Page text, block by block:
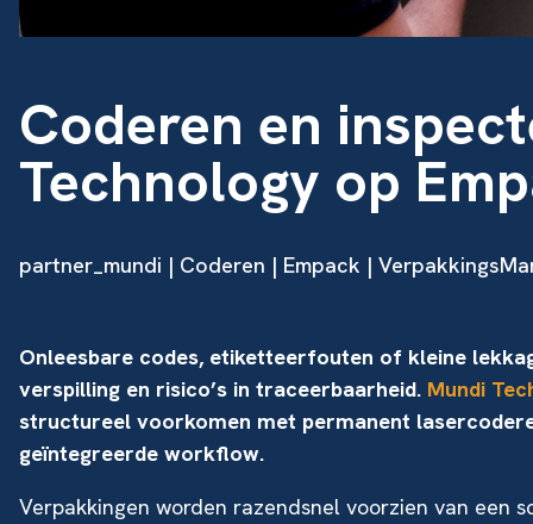
Coderen en
Technology op
partner_mundi | Coderen | Empack |
Onleesbare codes, etiketteerfouten of kleine
verspilling en risico’s in traceerbaarheid. Mundi
structureel voorkomen met permanent
geïntegreerde workflow.
Verpakkingen worden razendsnel voorzien van een